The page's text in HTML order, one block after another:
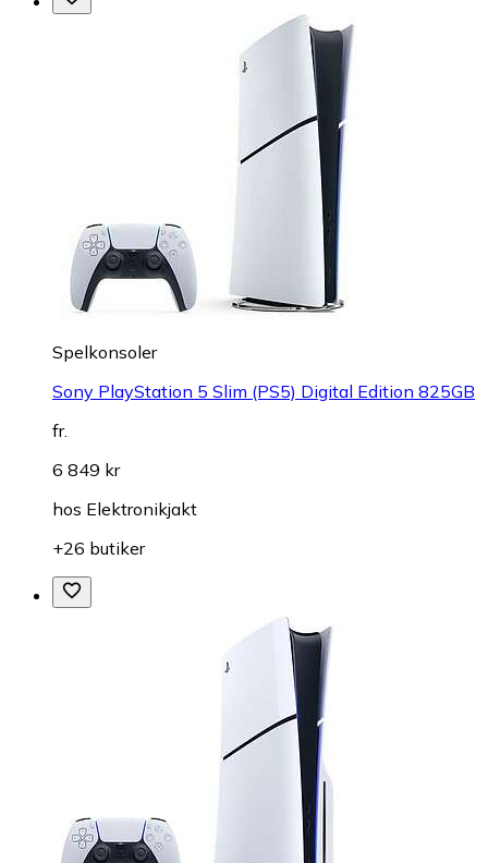
Spelkonsoler
Sony PlayStation 5 Slim (PS5) Digital Edition 825GB
fr.
6 849 kr
hos Elektronikjakt
+26 butiker